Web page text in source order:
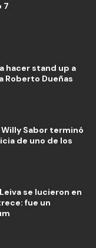
7
hacer stand up a
Roberto Dueñas
Sabor terminó
de uno de los
se lucieron en
fue un